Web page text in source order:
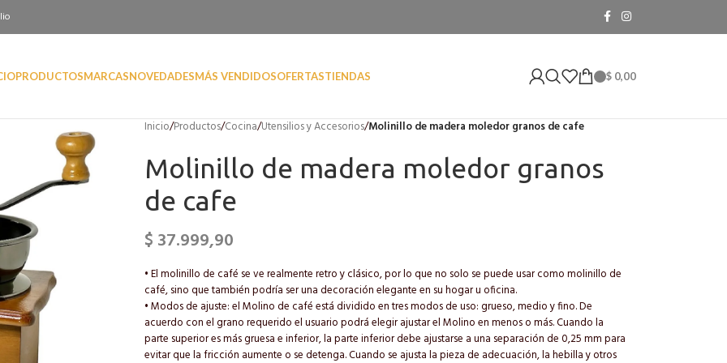
PRODUCTOSMARCASNOVEDADESMÁS VENDIDOSOFERTASTIENDAS $ 0,00
Inicio/Productos/Cocina/Utensilios y Accesorios/Molinillo de madera moledor granos de cafe
Molinillo de madera moledor granos
de cafe
$ 37.999,90
• El molinillo de café se ve realmente retro y clásico, por lo que no solo se puede usar como molinillo de
café, sino que también podría ser una decoración elegante en su hogar u oficina.
• Modos de ajuste: el Molino de café está dividido en tres modos de uso: grueso, medio y fino. De
acuerdo con el grano requerido el usuario podrá elegir ajustar el Molino en menos o más. Cuando la
parte superior es más gruesa e inferior, la parte inferior debe ajustarse a una separación de 0,25 mm para
evitar que la fricción aumente o se detenga. Cuando se ajusta la pieza de adecuación, la hebilla y otros